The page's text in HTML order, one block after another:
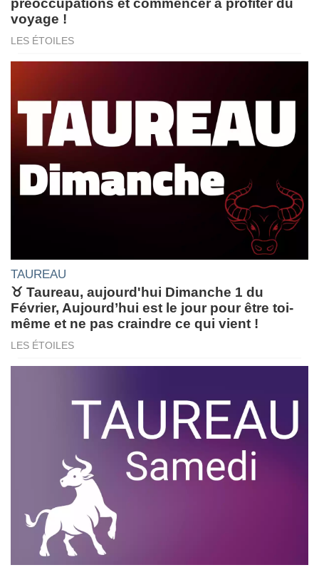
préoccupations et commencer à profiter du
voyage !
LES ÉTOILES
TAUREAU
♉ Taureau, aujourd'hui Dimanche 1 du
Février, Aujourd’hui est le jour pour être toi-
même et ne pas craindre ce qui vient !
LES ÉTOILES